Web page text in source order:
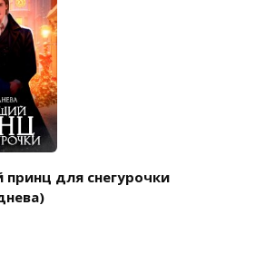
для снегурочки